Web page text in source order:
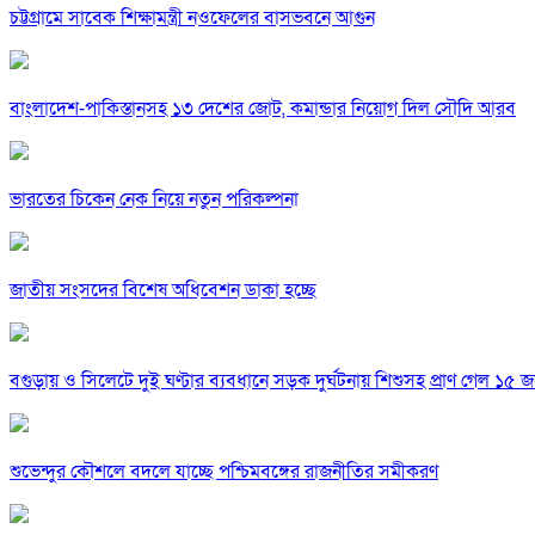
চট্টগ্রামে সাবেক শিক্ষামন্ত্রী নওফেলের বাসভবনে আগুন
বাংলাদেশ-পাকিস্তানসহ ১৩ দেশের জোট, কমান্ডার নিয়োগ দিল সৌদি আরব
ভারতের চিকেন নেক নিয়ে নতুন পরিকল্পনা
জাতীয় সংসদের বিশেষ অধিবেশন ডাকা হচ্ছে
বগুড়ায় ও সিলেটে দুই ঘণ্টার ব্যবধানে সড়ক দুর্ঘটনায় শিশুসহ প্রাণ গেল ১৫
শুভেন্দুর কৌশলে বদলে যাচ্ছে পশ্চিমবঙ্গের রাজনীতির সমীকরণ